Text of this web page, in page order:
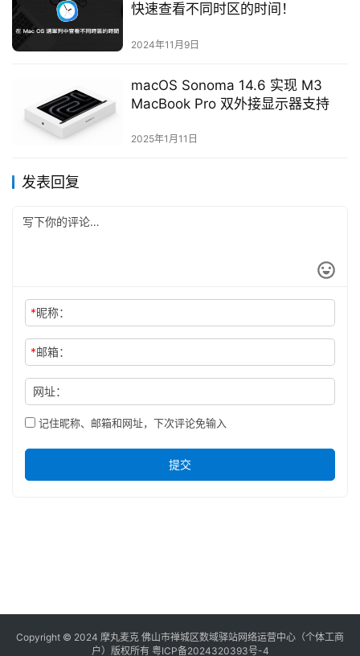
快速查看不同时区的时间！
2024年11月9日
macOS Sonoma 14.6 实现 M3
MacBook Pro 双外接显示器支持
2025年1月11日
发表回复
*昵称：
*邮箱：
网址：
记住昵称、邮箱和网址，下次评论免输入
提交
Copyright © 2024 摩丸麦克 佛山市禅城区数域驿站网络运营中心（个体工商
户）版权所有 粤ICP备2024320393号-4